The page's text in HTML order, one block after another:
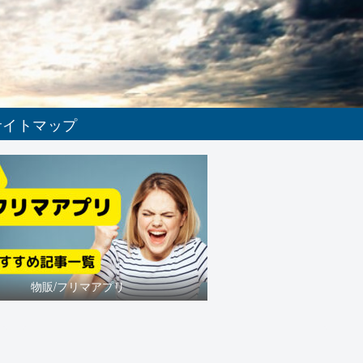
トマップ
物販/フリマアプリ